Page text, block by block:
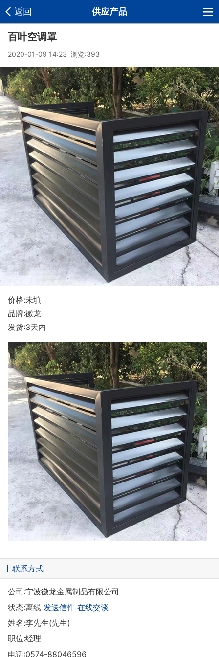
返回 供应产品
百叶空调罩
2020-01-09 14:23 浏览:393
价格:未填
品牌:徽龙
发货:3天内
联系方式
公司:宁波徽龙金属制品有限公司
状态:离线 发送信件 在线交谈
姓名:李先生(先生)
职位:经理
电话:0574-88046596